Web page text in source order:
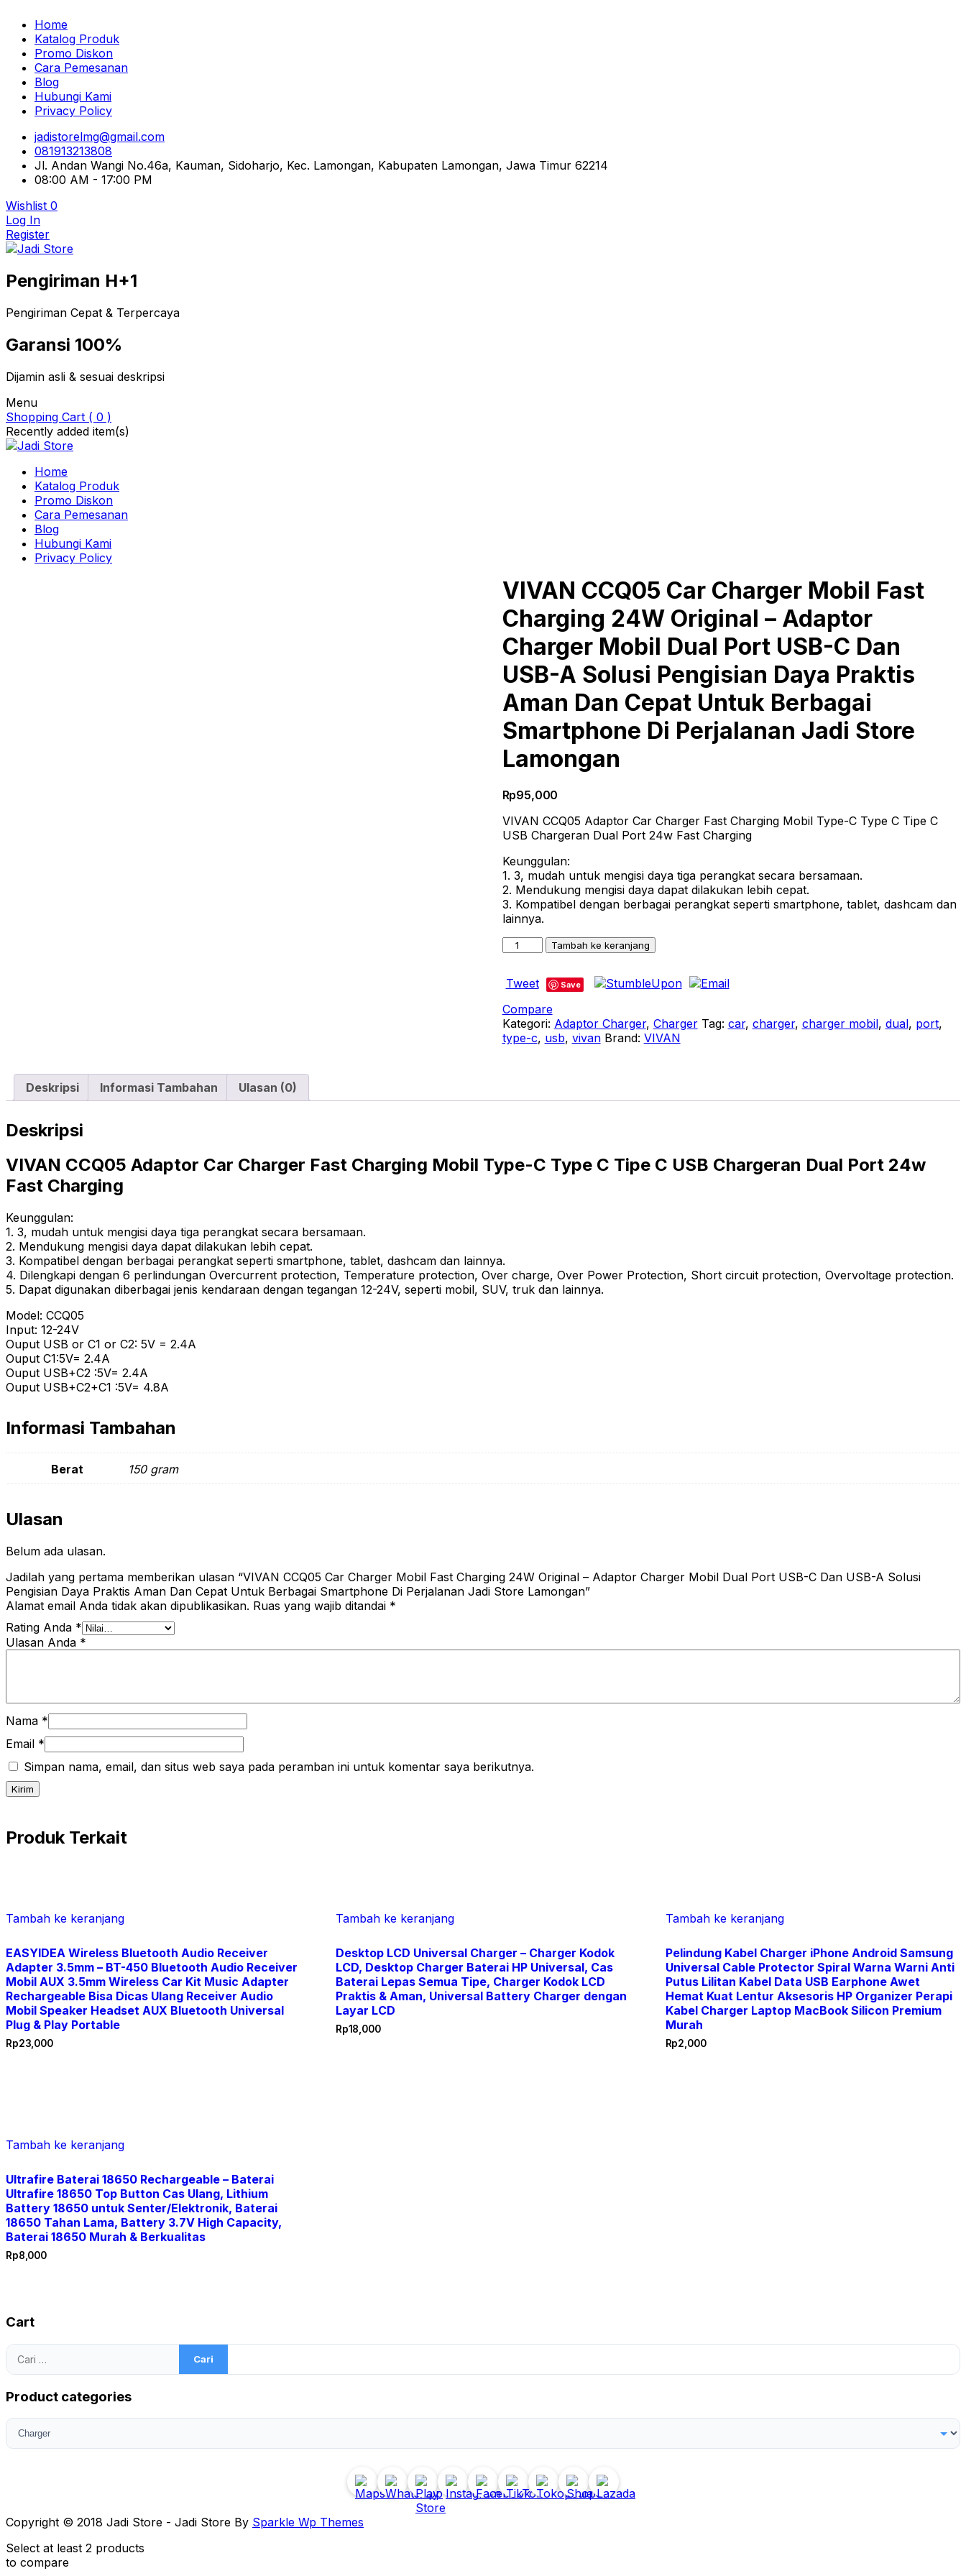
Home
Katalog Produk
Promo Diskon
Cara Pemesanan
Blog
Hubungi Kami
Privacy Policy
jadistorelmg@gmail.com
081913213808
Jl. Andan Wangi No.46a, Kauman, Sidoharjo, Kec. Lamongan, Kabupaten Lamongan, Jawa Timur 62214
08:00 AM - 17:00 PM
Wishlist 0
Log In
Register
Jadi Store
Pusat Aksesoris HP, Komputer & Produk Unik di Lamongan
Pengiriman H+1
Pengiriman Cepat & Terpercaya
Garansi 100%
Dijamin asli & sesuai deskripsi
Menu
Shopping Cart ( 0 )
Recently added item(s)
Home
Katalog Produk
Promo Diskon
Cara Pemesanan
Blog
Hubungi Kami
Privacy Policy
VIVAN CCQ05 Car Charger Mobil Fast
Charging 24W Original – Adaptor
Charger Mobil Dual Port USB-C Dan
USB-A Solusi Pengisian Daya Praktis
Aman Dan Cepat Untuk Berbagai
Smartphone Di Perjalanan Jadi Store
Lamongan
Rp95,000
VIVAN CCQ05 Adaptor Car Charger Fast Charging Mobil Type-C Type C Tipe C
USB Chargeran Dual Port 24w Fast Charging
Keunggulan:
1. 3, mudah untuk mengisi daya tiga perangkat secara bersamaan.
2. Mendukung mengisi daya dapat dilakukan lebih cepat.
3. Kompatibel dengan berbagai perangkat seperti smartphone, tablet, dashcam dan
lainnya.
Kuantitas
Car
Charger
Mobil
Fast
Charging
Adaptor
Port
USB-
Pengisian
Daya
Praktis
Tambah ke keranjang
Tweet Save
Compare
Kategori: Adaptor Charger, Charger Tag: car, charger, charger mobil, dual, port,
type-c, usb, vivan Brand: VIVAN
Deskripsi Informasi Tambahan Ulasan (0)
Deskripsi
VIVAN CCQ05 Adaptor Car Charger Fast Charging Mobil Type-C Type C Tipe C USB Chargeran Dual Port 24w
Fast Charging
Keunggulan:
1. 3, mudah untuk mengisi daya tiga perangkat secara bersamaan.
2. Mendukung mengisi daya dapat dilakukan lebih cepat.
3. Kompatibel dengan berbagai perangkat seperti smartphone, tablet, dashcam dan lainnya.
4. Dilengkapi dengan 6 perlindungan Overcurrent protection, Temperature protection, Over charge, Over Power Protection, Short circuit protection, Overvoltage protection.
5. Dapat digunakan diberbagai jenis kendaraan dengan tegangan 12-24V, seperti mobil, SUV, truk dan lainnya.
Model: CCQ05
Input: 12-24V
Ouput USB or C1 or C2: 5V = 2.4A
Ouput C1:5V= 2.4A
Ouput USB+C2 :5V= 2.4A
Ouput USB+C2+C1 :5V= 4.8A
Informasi Tambahan
Berat 150 gram
Ulasan
Belum ada ulasan.
Jadilah yang pertama memberikan ulasan “VIVAN CCQ05 Car Charger Mobil Fast Charging 24W Original – Adaptor Charger Mobil Dual Port USB-C Dan USB-A Solusi
Pengisian Daya Praktis Aman Dan Cepat Untuk Berbagai Smartphone Di Perjalanan Jadi Store Lamongan”
Alamat email Anda tidak akan dipublikasikan. Ruas yang wajib ditandai *
Rating Anda *
Ulasan Anda *
Nama *
Email *
Simpan nama, email, dan situs web saya pada peramban ini untuk komentar saya berikutnya.
Produk Terkait
Tambah ke keranjang
EASYIDEA Wireless Bluetooth Audio Receiver
Adapter 3.5mm – BT-450 Bluetooth Audio Receiver
Mobil AUX 3.5mm Wireless Car Kit Music Adapter
Rechargeable Bisa Dicas Ulang Receiver Audio
Mobil Speaker Headset AUX Bluetooth Universal
Plug & Play Portable
Rp23,000
Tambah ke keranjang
Desktop LCD Universal Charger – Charger Kodok
LCD, Desktop Charger Baterai HP Universal, Cas
Baterai Lepas Semua Tipe, Charger Kodok LCD
Praktis & Aman, Universal Battery Charger dengan
Layar LCD
Rp18,000
Tambah ke keranjang
Pelindung Kabel Charger iPhone Android Samsung
Universal Cable Protector Spiral Warna Warni Anti
Putus Lilitan Kabel Data USB Earphone Awet
Hemat Kuat Lentur Aksesoris HP Organizer Perapi
Kabel Charger Laptop MacBook Silicon Premium
Murah
Rp2,000
Tambah ke keranjang
Ultrafire Baterai 18650 Rechargeable – Baterai
Ultrafire 18650 Top Button Cas Ulang, Lithium
Battery 18650 untuk Senter/Elektronik, Baterai
18650 Tahan Lama, Battery 3.7V High Capacity,
Baterai 18650 Murah & Berkualitas
Rp8,000
Cart
Cari
untuk:
Product categories
Copyright © 2018 Jadi Store - Jadi Store By Sparkle Wp Themes
Select at least 2 products
to compare